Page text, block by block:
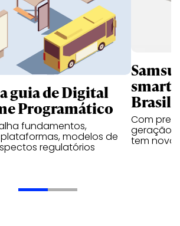
guia de Digital
Programático
fundamentos,
modelos de
regulatórios
Brasil
Com
geração
tem